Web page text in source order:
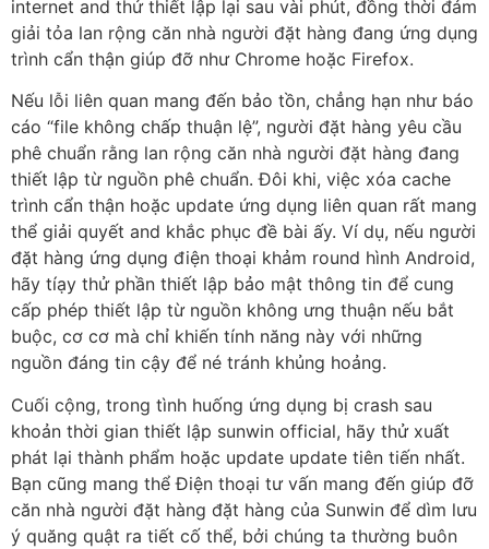
internet and thử thiết lập lại sau vài phút, đồng thời đảm
giải tỏa lan rộng căn nhà người đặt hàng đang ứng dụng
trình cẩn thận giúp đỡ như Chrome hoặc Firefox.
Nếu lỗi liên quan mang đến bảo tồn, chẳng hạn như báo
cáo “file không chấp thuận lệ”, người đặt hàng yêu cầu
phê chuẩn rằng lan rộng căn nhà người đặt hàng đang
thiết lập từ nguồn phê chuẩn. Đôi khi, việc xóa cache
trình cẩn thận hoặc update ứng dụng liên quan rất mang
thể giải quyết and khắc phục đề bài ấy. Ví dụ, nếu người
đặt hàng ứng dụng điện thoại khảm round hình Android,
hãy tíạy thử phần thiết lập bảo mật thông tin để cung
cấp phép thiết lập từ nguồn không ưng thuận nếu bắt
buộc, cơ cơ mà chỉ khiến tính năng này với những
nguồn đáng tin cậy để né tránh khủng hoảng.
Cuối cộng, trong tình huống ứng dụng bị crash sau
khoản thời gian thiết lập sunwin official, hãy thử xuất
phát lại thành phẩm hoặc update update tiên tiến nhất.
Bạn cũng mang thể Điện thoại tư vấn mang đến giúp đỡ
căn nhà người đặt hàng đặt hàng của Sunwin để dìm lưu
ý quăng quật ra tiết cố thể, bởi chúng ta thường buôn